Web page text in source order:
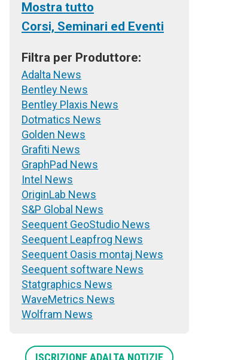
Mostra tutto
Corsi, Seminari ed Eventi
Filtra per Produttore:
Adalta News
Bentley News
Bentley Plaxis News
Dotmatics News
Golden News
Grafiti News
GraphPad News
Intel News
OriginLab News
S&P Global News
Seequent GeoStudio News
Seequent Leapfrog News
Seequent Oasis montaj News
Seequent software News
Statgraphics News
WaveMetrics News
Wolfram News
ISCRIZIONE ADALTA NOTIZIE